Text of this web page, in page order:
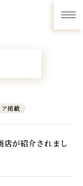
ア掲載
店が紹介されまし